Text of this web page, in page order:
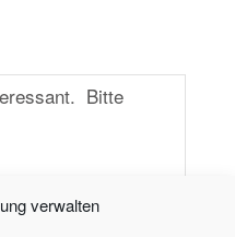
verwalten